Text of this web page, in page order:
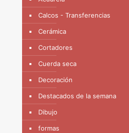
Calcos - Transferencias
Cerámica
Cortadores
Cuerda seca
Decoración
Destacados de la semana
Dibujo
formas